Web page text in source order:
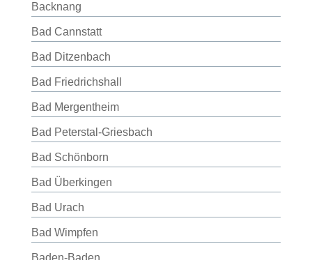
Backnang
Bad Cannstatt
Bad Ditzenbach
Bad Friedrichshall
Bad Mergentheim
Bad Peterstal-Griesbach
Bad Schönborn
Bad Überkingen
Bad Urach
Bad Wimpfen
Baden-Baden